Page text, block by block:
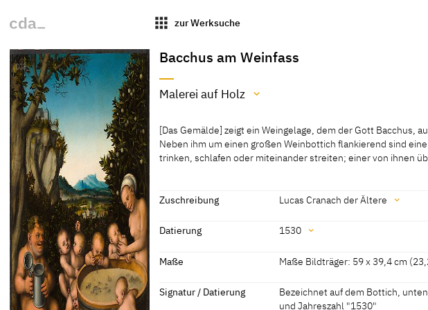
apps zur Werksuche
Bacchus am Weinfass
Malerei auf Holz
Malerei auf Holz
[Auct. Cat. New York, 2010, Lot. 6]
[Das Gemälde] zeigt ein Weingelage, dem der Gott Bacchus,
Neben ihm um einen großen Weinbottich flankierend sind
trinken, schlafen oder miteinander streiten; einer von ihnen
trinken, schlafen oder miteinander streiten; einer von ihnen
sich ein Krug unter ihrem rechten Arm. Das gesamte
Berglandschaft.
[Bernard Aikema, Exhib. Cat. Rome 2010, No. 11]
Zuschreibung Lucas Cranach der Ältere
Zuschreibung
Datierung 1530
Datierung
Maße Maße Bildträger: 59 x 39,4 cm
Maße
Signatur / Datierung
Bezeichnet auf dem Bottich,
und Jahreszahl "1530"